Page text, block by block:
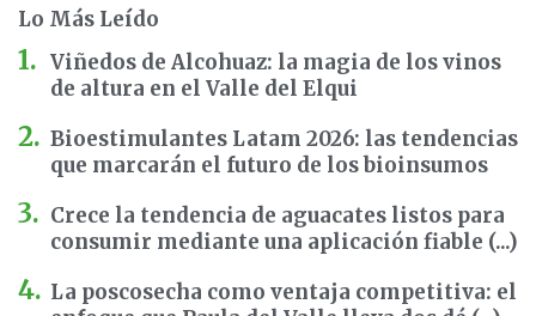
Lo Más Leído
Viñedos de Alcohuaz: la magia de los vinos
de altura en el Valle del Elqui
Bioestimulantes Latam 2026: las tendencias
que marcarán el futuro de los bioinsumos
Crece la tendencia de aguacates listos para
consumir mediante una aplicación fiable (...)
La poscosecha como ventaja competitiva: el